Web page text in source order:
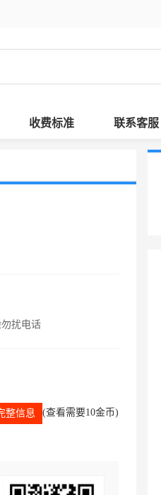
收费标准 联系客服
扰电话
整信息 (查看需要10金币)